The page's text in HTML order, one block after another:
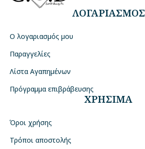
ΛΟΓΑΡΙΑΣΜΟΣ
Ο λογαριασμός μου
Παραγγελίες
Λίστα Αγαπημένων
Πρόγραμμα επιβράβευσης
ΧΡΗΣΙΜΑ
Όροι χρήσης
Τρόποι αποστολής